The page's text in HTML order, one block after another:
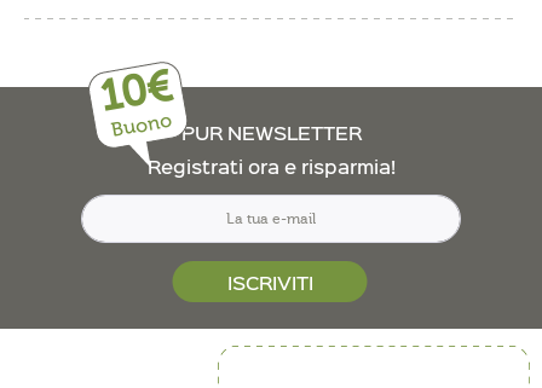
10€
Buono PUR NEWSLETTER
Registrati ora e risparmia!
ISCRIVITI